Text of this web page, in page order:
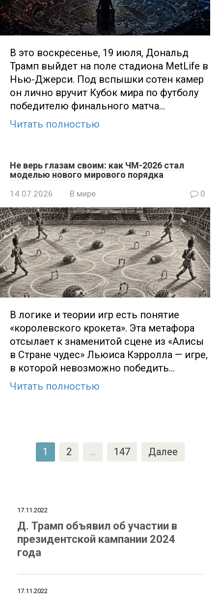
В это воскресенье, 19 июля, Дональд
Трамп выйдет на поле стадиона MetLife в
Нью-Джерси. Под вспышки сотен камер
он лично вручит Кубок мира по футболу
победителю финального матча…
Читать полностью
Не верь глазам своим: как ЧМ-2026 стал
моделью нового мирового порядка
14.07.2026 В мире 0
В логике и теории игр есть понятие
«королевского крокета». Эта метафора
отсылает к знаменитой сцене из «Алисы
в Стране чудес» Льюиса Кэрролла — игре,
в которой невозможно победить…
Читать полностью
Пагинация
записей
1 2 … 147 Далее
17.11.2022
Д. Трамп объявил об участии в
президентской кампании 2024
года
17.11.2022